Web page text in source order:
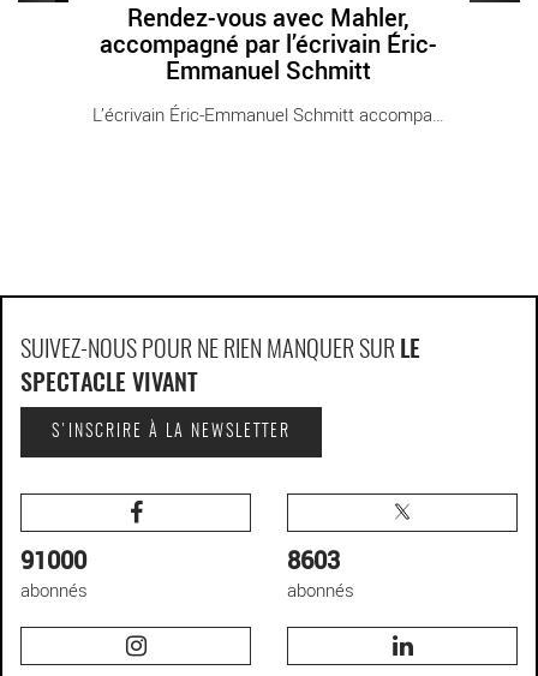
Rendez-vous avec Mahler,
accompagné par l’écrivain Éric-
Emmanuel Schmitt
L’écrivain Éric-Emmanuel Schmitt accompagne [...]
SUIVEZ-NOUS POUR NE RIEN MANQUER SUR LE
SPECTACLE VIVANT
S'INSCRIRE À LA NEWSLETTER
91000
abonnés
8603
abonnés